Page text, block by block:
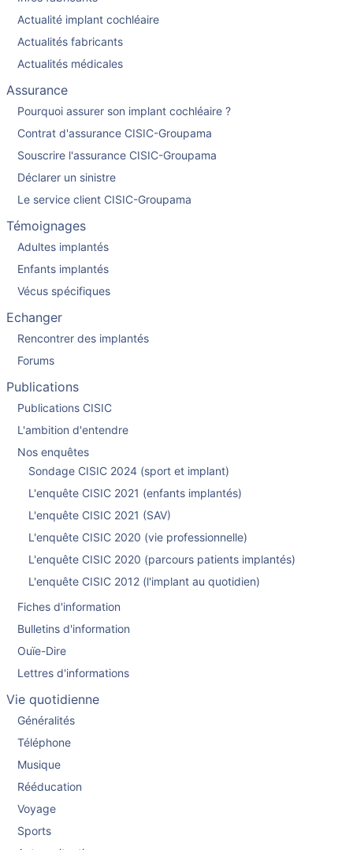
Actualité implant cochléaire
Actualités fabricants
Actualités médicales
Assurance
Pourquoi assurer son implant cochléaire ?
Contrat d'assurance CISIC-Groupama
Souscrire l'assurance CISIC-Groupama
Déclarer un sinistre
Le service client CISIC-Groupama
Témoignages
Adultes implantés
Enfants implantés
Vécus spécifiques
Echanger
Rencontrer des implantés
Forums
Publications
Publications CISIC
L'ambition d'entendre
Nos enquêtes
Sondage CISIC 2024 (sport et implant)
L'enquête CISIC 2021 (enfants implantés)
L'enquête CISIC 2021 (SAV)
L'enquête CISIC 2020 (vie professionnelle)
L'enquête CISIC 2020 (parcours patients implantés)
L'enquête CISIC 2012 (l'implant au quotidien)
Fiches d'information
Bulletins d'information
Ouïe-Dire
Lettres d'informations
Vie quotidienne
Généralités
Téléphone
Musique
Rééducation
Voyage
Sports